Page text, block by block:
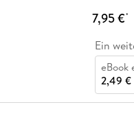
7,95 €*
Ein
eBook
2,49 €